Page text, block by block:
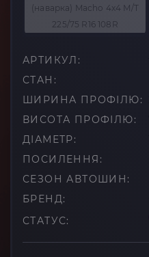
АРТИКУЛ:
СТАН:
ШИРИНА ПРОФІЛЮ:
ВИСОТА ПРОФІЛЮ:
ДІАМЕТР:
ПОСИЛЕННЯ:
СЕЗОН АВТОШИН:
БРЕНД:
СТАТУС: